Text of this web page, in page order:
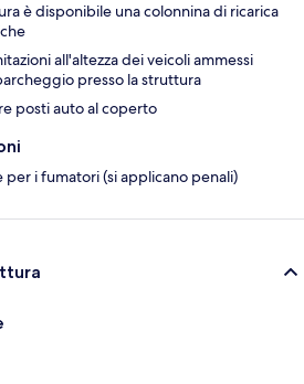
è disponibile una colonnina di ricarica
all'altezza dei veicoli ammessi
presso la struttura
posti auto al coperto
i fumatori (si applicano penali)